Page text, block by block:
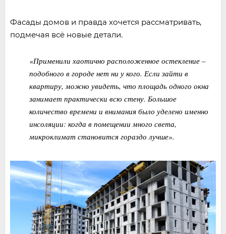
Фасады домов и правда хочется рассматривать,
подмечая всё новые детали.
«Применили хаотично расположенное остекление –
подобного в городе нет ни у кого. Если зайти в
квартиру, можно увидеть, что площадь одного окна
занимает практически всю стену. Большое
количество времени и внимания было уделено именно
инсоляции: когда в помещении много света,
микроклимат становится гораздо лучше».